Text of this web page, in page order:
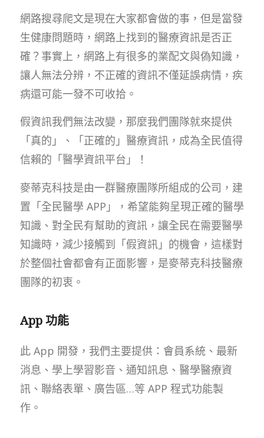
網路搜尋爬文是現在大家都會做的事，但是當發
生健康問題時，網路上找到的醫療資訊是否正
確？事實上，網路上有很多的業配文與偽知識，
讓人無法分辨，不正確的資訊不僅延誤病情，疾
病還可能一發不可收拾。
假資訊我們無法改變，那麼我們團隊就來提供
「真的」、「正確的」醫療資訊，成為全民值得
信賴的「醫學資訊平台」！
麥蒂克科技是由一群醫療團隊所組成的公司，建
置「全民醫學 APP」，希望能夠呈現正確的醫學
知識、對全民有幫助的資訊，讓全民在需要醫學
知識時，減少接觸到「假資訊」的機會，這樣對
於整個社會都會有正面影響，是麥蒂克科技醫療
團隊的初衷。
App 功能
此 App 開發，我們主要提供：會員系統、最新
消息、學上學習影音、通知訊息、醫學醫療資
訊、聯絡表單、廣告區…等 APP 程式功能製
作。